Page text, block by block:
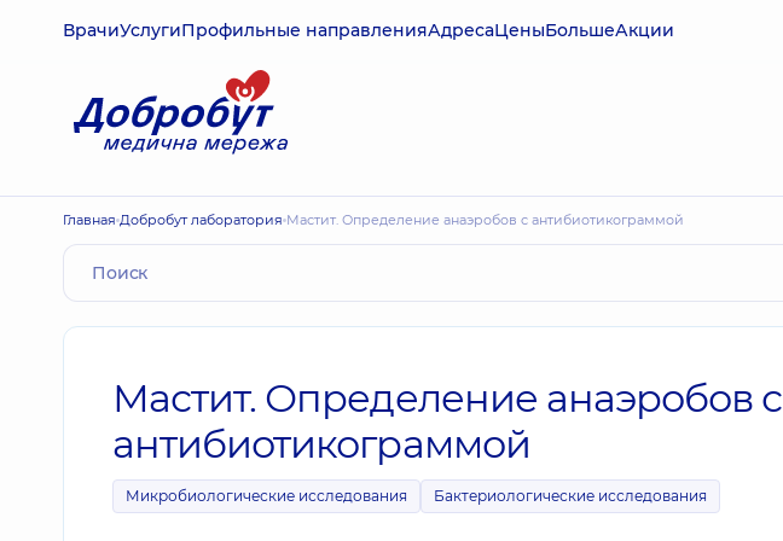
ВрачиУслугиПрофильные направленияАдресаЦеныБольшеАкции
Главная Добробут лаборатория Мастит. Определение анаэробов с антибиотикограммой
Мастит. Определение анаэробов с
антибиотикограммой
Микробиологические исследования Бактериологические исследования